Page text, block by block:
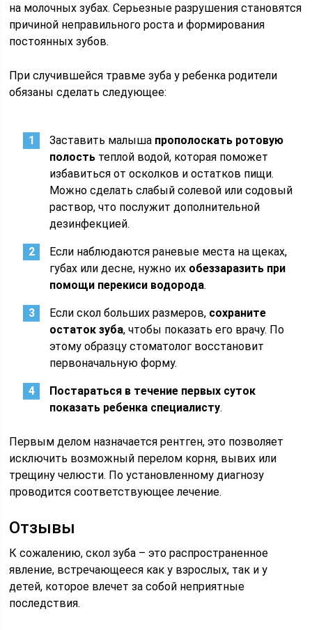
на молочных зубах. Серьезные разрушения становятся
причиной неправильного роста и формирования
постоянных зубов.
При случившейся травме зуба у ребенка родители
обязаны сделать следующее:
Заставить малыша прополоскать ротовую
полость теплой водой, которая поможет
избавиться от осколков и остатков пищи.
Можно сделать слабый солевой или содовый
раствор, что послужит дополнительной
дезинфекцией.
Если наблюдаются раневые места на щеках,
губах или десне, нужно их обеззаразить при
помощи перекиси водорода.
Если скол больших размеров, сохраните
остаток зуба, чтобы показать его врачу. По
этому образцу стоматолог восстановит
первоначальную форму.
Постараться в течение первых суток
показать ребенка специалисту.
Первым делом назначается рентген, это позволяет
исключить возможный перелом корня, вывих или
трещину челюсти. По установленному диагнозу
проводится соответствующее лечение.
Отзывы
К сожалению, скол зуба – это распространенное
явление, встречающееся как у взрослых, так и у
детей, которое влечет за собой неприятные
последствия.